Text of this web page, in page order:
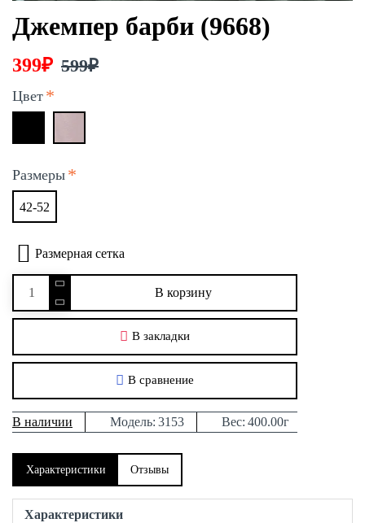
Джемпер барби (9668)
В наличии Модель: 3153 Вес: 400.00г
399₽ 599₽
Цвет
Размеры
42-52
В корзину
В закладки
В сравнение
Размерная сетка
Характеристики Отзывы
Характеристики